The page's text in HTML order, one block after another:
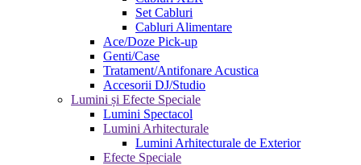
Set Cabluri
Cabluri Alimentare
Ace/Doze Pick-up
Genti/Case
Tratament/Antifonare Acustica
Accesorii DJ/Studio
Lumini și Efecte Speciale
Lumini Spectacol
Lumini Arhitecturale
Lumini Arhitecturale de Exterior
Efecte Speciale